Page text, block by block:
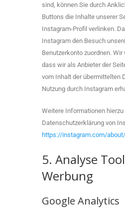
sind, können Sie durch
Buttons die Inhalte unserer
Instagram-Profil verlinken.
Instagram den Besuch
Benutzerkonto zuordnen.
dass wir als Anbieter der
vom Inhalt der übermittelten
Nutzung durch Instagram
Weitere Informationen hierzu
Datenschutzerklärung von
https://instagram.com/
5. Analyse
Werbung
Google Analytics